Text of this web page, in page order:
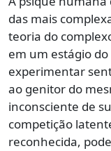
das mais
teoria do
em um estágio
experimentar
ao genitor do
inconsciente de
competição
reconhecida,